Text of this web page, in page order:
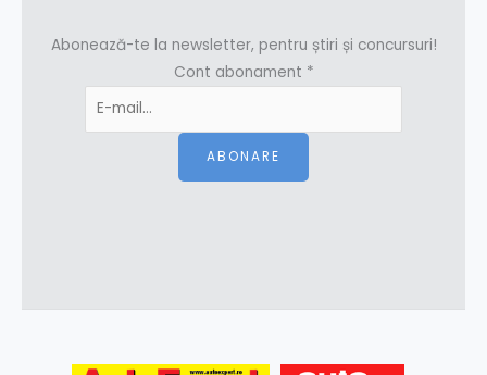
Abonează-te la newsletter, pentru știri și concursuri!
Cont abonament *
ABONARE